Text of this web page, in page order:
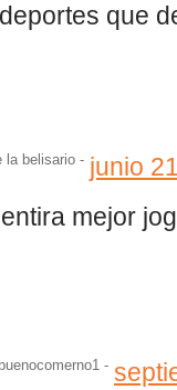
que
la belisario - junio
mejor
-